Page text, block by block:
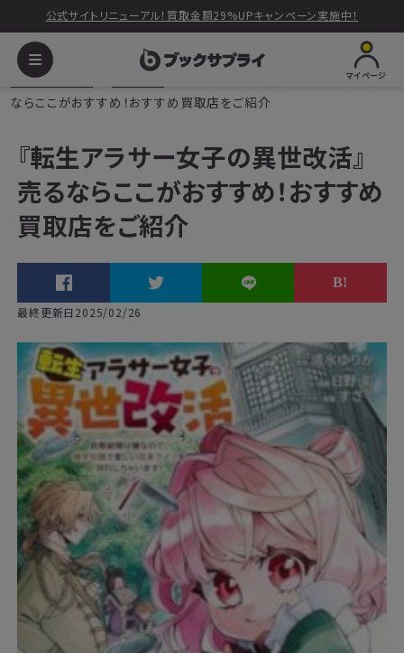
公式サイトリニューアル！買取金額29%UPキャンペーン実施中！
マイページ
ブックサプライ
『転生アラサー女子の異世改活』売る
ならここがおすすめ！おすすめ買取店をご紹介
『転生アラサー女子の異世改活』
売るならここがおすすめ！おすすめ
買取店をご紹介
最終更新日2025/02/26